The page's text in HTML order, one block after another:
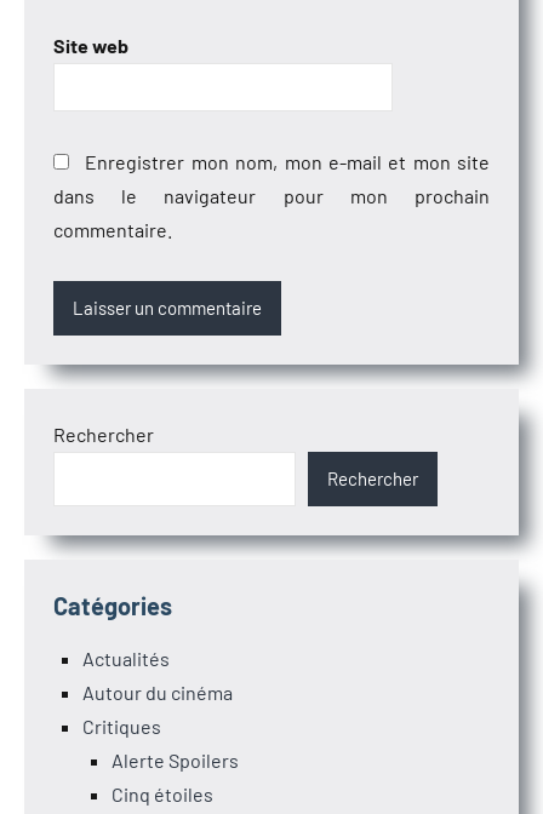
Site web
Enregistrer mon nom, mon e-mail et mon site
dans le navigateur pour mon prochain
commentaire.
Rechercher
Rechercher
Catégories
Actualités
Autour du cinéma
Critiques
Alerte Spoilers
Cinq étoiles